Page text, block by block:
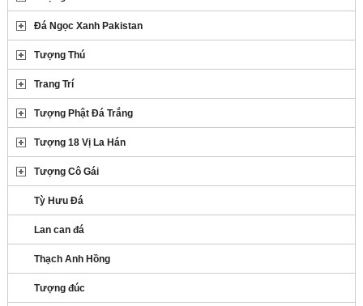
Đá Ngọc Xanh Pakistan
Tượng Thú
Trang Trí
Tượng Phật Đá Trắng
Tượng 18 Vị La Hán
Tượng Cô Gái
Tỳ Hưu Đá
Lan can đá
Thạch Anh Hồng
Tượng đúc